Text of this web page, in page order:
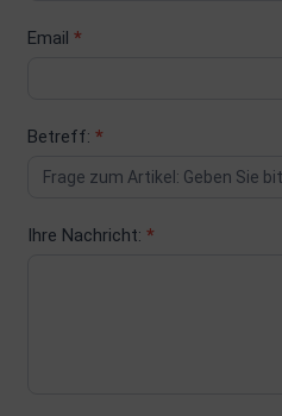
Email*
Betreff:*
Ihre Nachricht:*